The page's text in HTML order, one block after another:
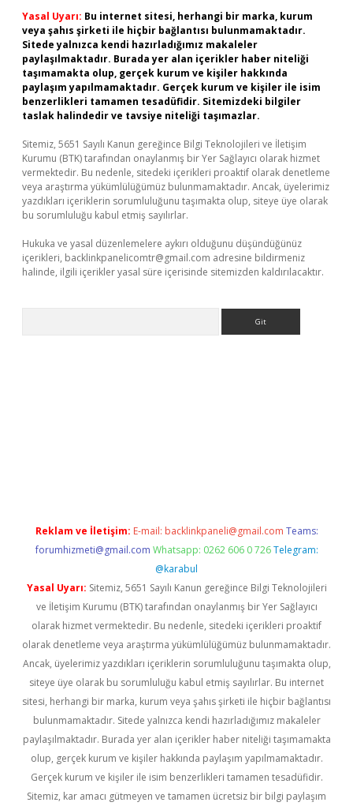
Yasal Uyarı: Bu internet sitesi, herhangi bir marka, kurum
veya şahıs şirketi ile hiçbir bağlantısı bulunmamaktadır.
Sitede yalnızca kendi hazırladığımız makaleler
paylaşılmaktadır. Burada yer alan içerikler haber niteliği
taşımamakta olup, gerçek kurum ve kişiler hakkında
paylaşım yapılmamaktadır. Gerçek kurum ve kişiler ile isim
benzerlikleri tamamen tesadüfidir. Sitemizdeki bilgiler
taslak halindedir ve tavsiye niteliği taşımazlar.
Sitemiz, 5651 Sayılı Kanun gereğince Bilgi Teknolojileri ve İletişim
Kurumu (BTK) tarafından onaylanmış bir Yer Sağlayıcı olarak hizmet
vermektedir. Bu nedenle, sitedeki içerikleri proaktif olarak denetleme
veya araştırma yükümlülüğümüz bulunmamaktadır. Ancak, üyelerimiz
yazdıkları içeriklerin sorumluluğunu taşımakta olup, siteye üye olarak
bu sorumluluğu kabul etmiş sayılırlar.
Hukuka ve yasal düzenlemelere aykırı olduğunu düşündüğünüz
içerikleri, backlinkpanelicomtr@gmail.com adresine bildirmeniz
halinde, ilgili içerikler yasal süre içerisinde sitemizden kaldırılacaktır.
Reklam ve İletişim: E-mail: backlinkpaneli@gmail.com Teams:
forumhizmeti@gmail.com Whatsapp: 0262 606 0 726 Telegram:
@karabul
Yasal Uyarı: Sitemiz, 5651 Sayılı Kanun gereğince Bilgi Teknolojileri
ve İletişim Kurumu (BTK) tarafından onaylanmış bir Yer Sağlayıcı
olarak hizmet vermektedir. Bu nedenle, sitedeki içerikleri proaktif
olarak denetleme veya araştırma yükümlülüğümüz bulunmamaktadır.
Ancak, üyelerimiz yazdıkları içeriklerin sorumluluğunu taşımakta olup,
siteye üye olarak bu sorumluluğu kabul etmiş sayılırlar. Bu internet
sitesi, herhangi bir marka, kurum veya şahıs şirketi ile hiçbir bağlantısı
bulunmamaktadır. Sitede yalnızca kendi hazırladığımız makaleler
paylaşılmaktadır. Burada yer alan içerikler haber niteliği taşımamakta
olup, gerçek kurum ve kişiler hakkında paylaşım yapılmamaktadır.
Gerçek kurum ve kişiler ile isim benzerlikleri tamamen tesadüfidir.
Sitemiz, kar amacı gütmeyen ve tamamen ücretsiz bir bilgi paylaşım